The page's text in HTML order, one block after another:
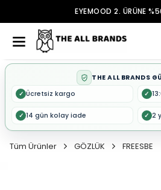
EYEMOOD 2. ÜRÜNE
THE ALL BRANDS
✓ Ücretsiz kargo ✓
✓ 14 gün kolay iade ✓ 2
Tüm Ürünler GÖZLÜK FREESBE